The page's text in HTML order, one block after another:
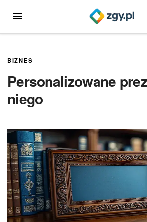
MENU
BIZNES
Personalizowane
niego